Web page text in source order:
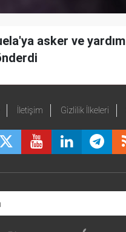
asker ve yardım
İletişim Gizlilik İlkeleri